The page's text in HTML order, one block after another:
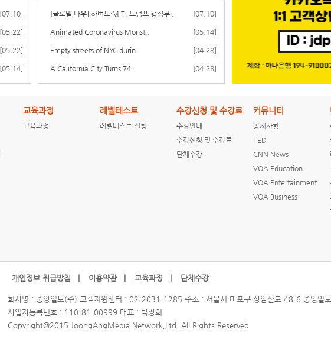
[ENGLISH NEWS]
beached sperm
[ENGLISH NEWS]
first cases on S...
[ENGLISH NEWS]
can make or break
CNN Students
News 2016-01-21
[ENGLISH NEWS]
[ENGLISH NEWS]
[ENGLISH NEWS]
[07.10]
[05.22]
[05.22]
[05.14]
[글로벌 나우] 하버드·MIT, 트럼프 행정부 .. [07.10]
Animated Coronavirus Monst.. [05.14]
Empty streets of NYC durin.. [04.28]
A California City Turns 74.. [04.28]
교육과정
교육과정
레벨테스트
레벨테스트 신청
수강신청 및 수강료
수강안내
수강신청 및 수강료
단체수강
커뮤니티
공지사항
TED
CNN News
VOA Education
VOA Entertainment
VOA Business
개인정보 취급방침 | 이용약관 | 교육과정 | 단체수강
회사명 : 중앙일보(주) 고객지원센터 : 02-2031-1285 주소 : 서울시 마포구 상암산로 48-6 중앙일
사업자등록번호 : 110-81-00999 대표 : 박장희
Copyright@2015 JoongAngMedia Network,Ltd. All Rights Reserved